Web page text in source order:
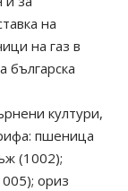
на
на газ в
българска
култури,
пшеница
(1002);
ориз